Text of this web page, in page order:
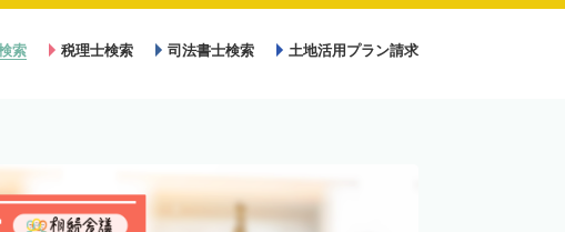
索 税理士検索 司法書士検索 土地活用プラン請求